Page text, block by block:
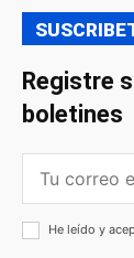
Registre
boletines
He leído y